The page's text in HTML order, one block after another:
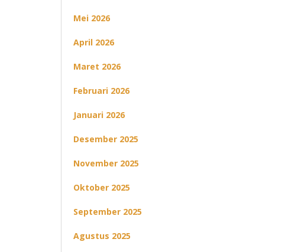
Mei 2026
April 2026
Maret 2026
Februari 2026
Januari 2026
Desember 2025
November 2025
Oktober 2025
September 2025
Agustus 2025